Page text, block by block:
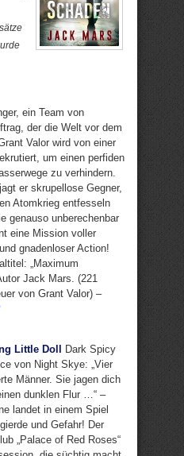
ein Team von
der die Welt vor dem
Valor wird von einer
um einen perfiden
zu verhindern.
er skrupellose Gegner,
Atomkrieg entfesseln
genauso unberechenbar
eine Mission voller
gnadenloser Action!
„Maximum
Jack Mars. (221
von Grant Valor) –
Little Doll
Dark Spicy
von Night Skye: „Vier
Männer. Sie jagen dich
dunklen Flur …“ –
landet in einem Spiel
und Gefahr! Der
„Palace of Red Roses“